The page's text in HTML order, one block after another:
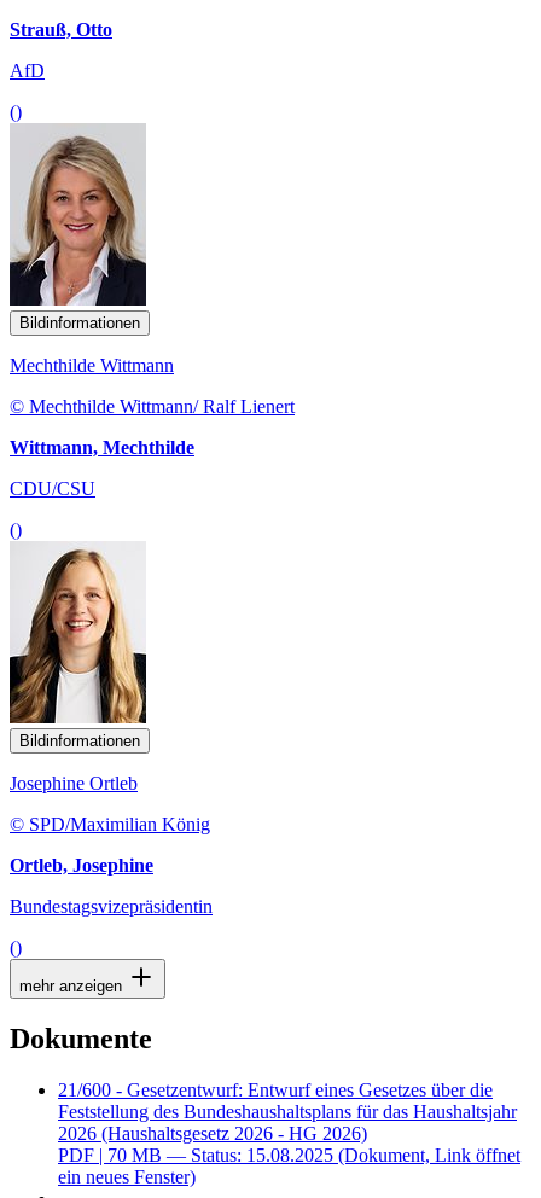
Strauß, Otto
AfD
()
Bildinformationen
Mechthilde Wittmann
© Mechthilde Wittmann/ Ralf Lienert
Wittmann, Mechthilde
CDU/CSU
()
Bildinformationen
Josephine Ortleb
© SPD/Maximilian König
Ortleb, Josephine
Bundestagsvizepräsidentin
()
mehr anzeigen
Dokumente
21/600 - Gesetzentwurf: Entwurf eines Gesetzes über die
Feststellung des Bundeshaushaltsplans für das Haushaltsjahr
2026 (Haushaltsgesetz 2026 - HG 2026)
PDF | 70 MB — Status: 15.08.2025 (Dokument, Link öffnet
ein neues Fenster)